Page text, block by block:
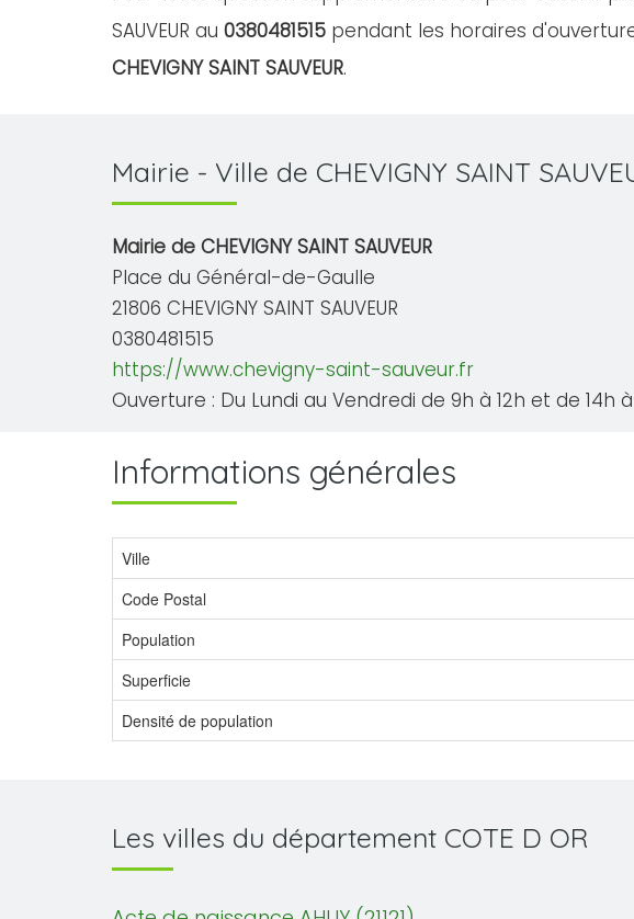
SAUVEUR au 0380481515 pendant les horaires
CHEVIGNY SAINT SAUVEUR.
Mairie - Ville de CHEVIGNY SAINT
Mairie de CHEVIGNY SAINT SAUVEUR
Place du Général-de-Gaulle
21806 CHEVIGNY SAINT SAUVEUR
0380481515
https://www.chevigny-saint-sauveur.fr
Ouverture : Du Lundi au Vendredi de 9h à 12h et de 14h à
Informations générales
Ville
Code Postal
Population
Superficie
Densité de population
Les villes du département COTE D OR